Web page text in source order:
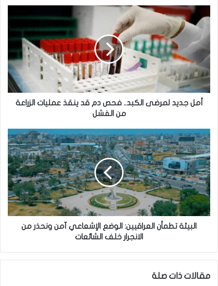
د
د
م
ا
ل
ك
ب
د
.
.
ف
ح
ق
ي
أمل جديد لمرضى الكبد.. فحص دم قد ينقذ عمليات الزراعة
من الفشل
ا
ل
ب
ي
ئ
ة
ت
ط
م
ر
البيئة تطمأن العراقيين: الوضع الإشعاعي آمن ونحذر من
الانجرار خلف الشائعات
مقالات ذات صلة